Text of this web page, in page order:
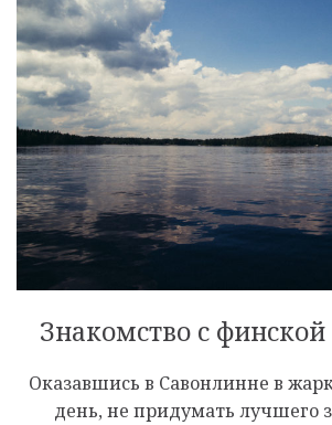
Знакомство с
Оказавшись в Савонлинне в
день, не придумать лучшего